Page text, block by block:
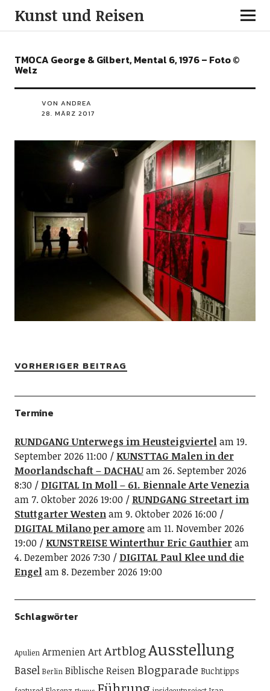
Kunst und Reisen
TMOCA George & Gilbert, Mental 6, 1976 – Foto ©
Welz
VON ANDREA
28. MÄRZ 2017
VORHERIGER BEITRAG
Termine
RUNDGANG Unterwegs im Heusteigviertelam 19.
September 2026 11:00
KUNSTTAG Malen in der
Moorlandschaft – DACHAUam 26. September 2026
8:30
DIGITAL In Moll – 61. Biennale Arte Venezia
am 7. Oktober 2026 19:00
RUNDGANG Streetart im
Stuttgarter Westenam 9. Oktober 2026 16:00
DIGITAL Milano per amoream 11. November 2026
19:00
KUNSTREISE Winterthur Eric Gauthieram
4. Dezember 2026 7:30
DIGITAL Paul Klee und die
Engelam 8. Dezember 2026 19:00
Schlagwörter
Apulien ArmenienArtArtblogAusstellung
Basel Berlin Biblische ReisenBlogparade Buchtipps